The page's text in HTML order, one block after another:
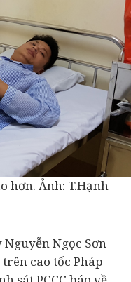
hơn. Ảnh: T.Hạnh
Ngọc Sơn
cao tốc Pháp